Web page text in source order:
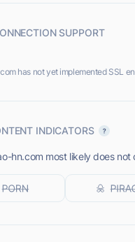
SUPPORT
has not yet implemented SSL
INDICATORS
hn.com most likely does